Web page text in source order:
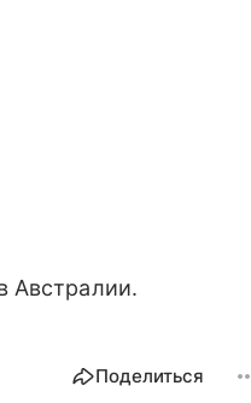
Австралии.
Поделиться